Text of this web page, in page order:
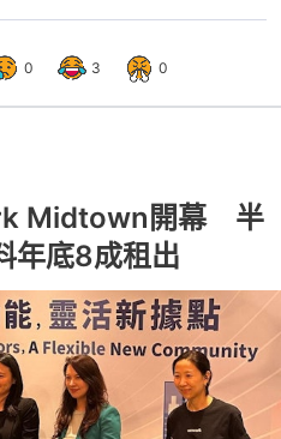
0 3 0
Midtown開幕 半
底8成租出